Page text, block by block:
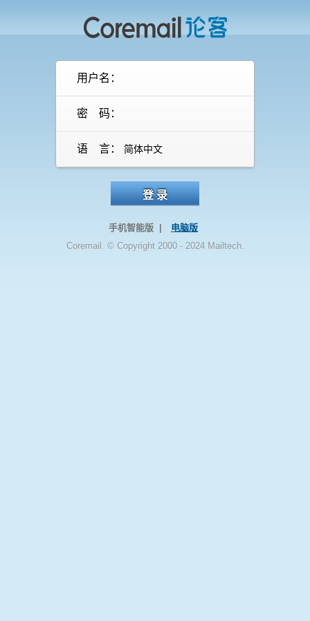
用户名：
密 码：
语 言：
登 录
手机智能版 |
电脑版
Coremail. © Copyright 2000 - 2024 Mailtech.